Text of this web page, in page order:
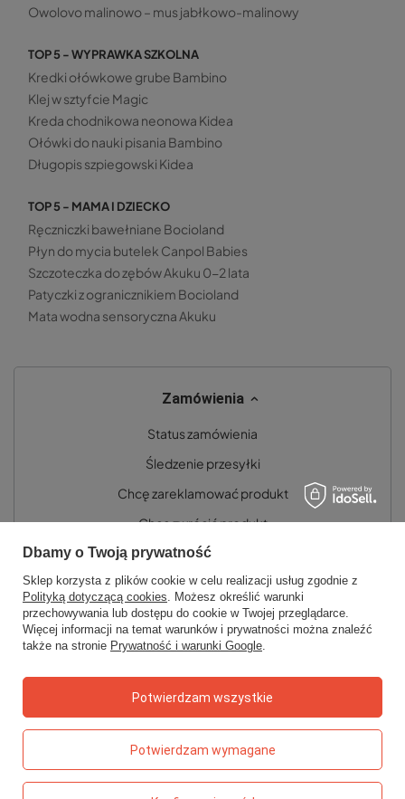
Owolovo malinowo – mus jabłkowo-malinowy
TOP 5 - WYPRAWKA SZKOLNA
Kredki ołówkowe grube Bambino
Klej w sztyfcie Magic
Kreda chodnikowa neonowa Kidea
Ołówki do nauki pisania Bambino
Długopis szpiegowski Kidea
TOP 5 - MAMA I DZIECKO
Ręczniczki bawełniane Bocioland
Płyn do mycia butelek Canpol Babies
Szczoteczka do zębów Akuku 0-2 lata
Patyczki z ogranicznikiem Bocioland
Mata wodna sensoryczna Akuku
Zamówienia
Status zamówienia
Śledzenie przesyłki
Chcę zareklamować produkt
Chcę zwrócić produkt
Chcę wymienić towar
Kontakt
Konto
Dbamy o Twoją prywatność
Sklep korzysta z plików cookie w celu realizacji usług zgodnie z
Polityką dotyczącą cookies. Możesz określić warunki
przechowywania lub dostępu do cookie w Twojej przeglądarce.
Więcej informacji na temat warunków i prywatności można znaleźć
także na stronie Prywatność i warunki Google.
Potwierdzam wymagane
Potwierdzam wszystkie